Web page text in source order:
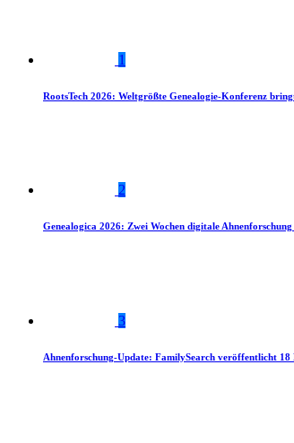
1
RootsTech 2026: Weltgrößte Genealogie-Konferenz
2
Genealogica 2026: Zwei Wochen digitale
3
Ahnenforschung-Update: FamilySearch veröffentlicht 18